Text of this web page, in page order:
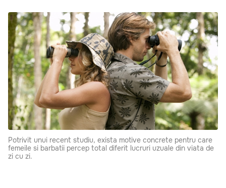
Potrivit unui recent studiu, exista motive concrete pentru care
femeile si barbatii percep total diferit lucruri uzuale din viata de
zi cu zi.